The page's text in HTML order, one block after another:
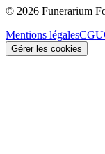
© 2026 Funerarium
Mentions légalesCGU
Gérer les cookies